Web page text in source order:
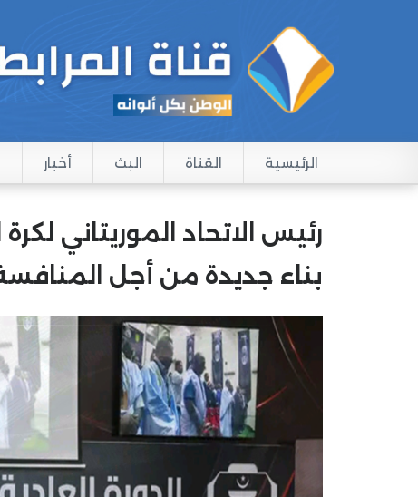
Main navigation
الرئيسية القناة البث أخبار
رئيس الاتحاد الموريتاني
بناء جديدة من أجل